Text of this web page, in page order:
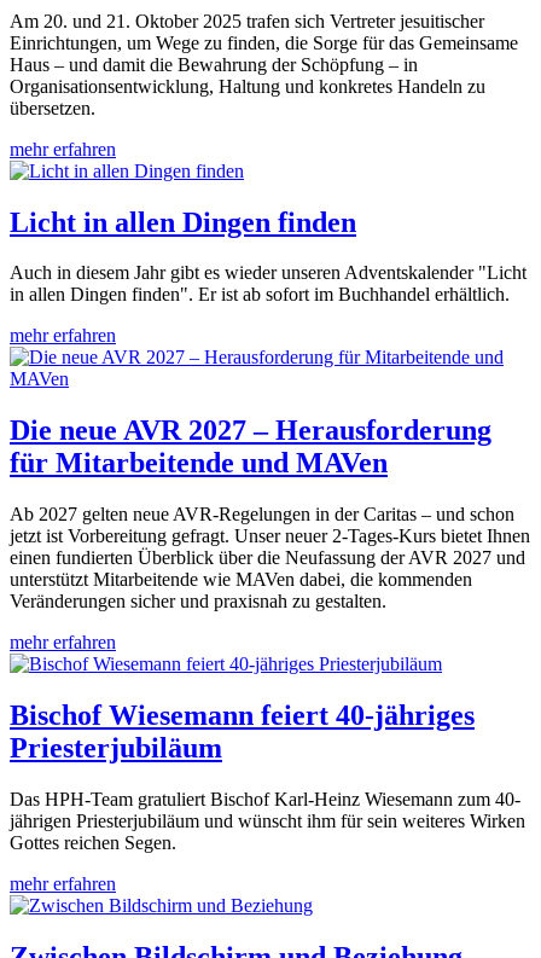
Am 20. und 21. Oktober 2025 trafen sich Vertreter jesuitischer
Einrichtungen, um Wege zu finden, die Sorge für das Gemeinsame
Haus – und damit die Bewahrung der Schöpfung – in
Organisationsentwicklung, Haltung und konkretes Handeln zu
übersetzen.
mehr erfahren
Licht in allen Dingen finden
Auch in diesem Jahr gibt es wieder unseren Adventskalender "Licht
in allen Dingen finden". Er ist ab sofort im Buchhandel erhältlich.
mehr erfahren
Die neue AVR 2027 – Herausforderung
für Mitarbeitende und MAVen
Ab 2027 gelten neue AVR-Regelungen in der Caritas – und schon
jetzt ist Vorbereitung gefragt. Unser neuer 2-Tages-Kurs bietet Ihnen
einen fundierten Überblick über die Neufassung der AVR 2027 und
unterstützt Mitarbeitende wie MAVen dabei, die kommenden
Veränderungen sicher und praxisnah zu gestalten.
mehr erfahren
Bischof Wiesemann feiert 40-jähriges
Priesterjubiläum
Das HPH-Team gratuliert Bischof Karl-Heinz Wiesemann zum 40-
jährigen Priesterjubiläum und wünscht ihm für sein weiteres Wirken
Gottes reichen Segen.
mehr erfahren